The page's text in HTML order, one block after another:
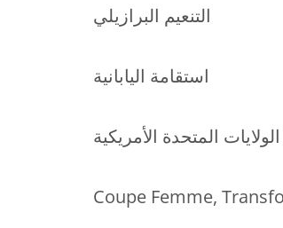
التنعيم البرازيلي
استقامة اليابانية
المتحدة الأمريكية
Coupe Femme,